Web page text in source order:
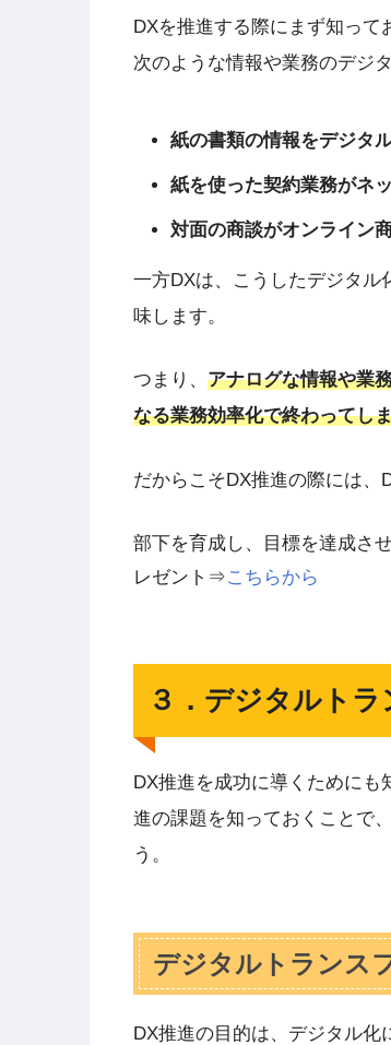
DXを推進する際にまず知っ
次のような情報や業務のデジ
紙の書類の情報をデジタ
紙を使った契約業務がネ
対面の商談がオンライン
一方DXは、こうしたデジタル
味します。
つまり、 アナログな情報や業
なる業務効率化で終わってし
だからこそDX推進の際には、
部下を育成し、目標を達成さ
レゼント⇒こちらから
３．デジタルト
DX推進を成功に導くために
進の課題を知っておくことで
う。
デジタルトランス
DX推進の目的は、デジタル